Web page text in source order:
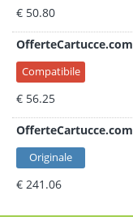
€ 50.80
OfferteCartucce.com
Compatibile
€ 56.25
OfferteCartucce.com
Originale
€ 241.06